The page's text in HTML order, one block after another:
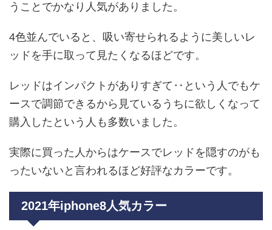
うことでかなり人気がありました。
4色並んでいると、吸い寄せられるように美しいレ
ッドを手に取って見たくなるほどです。
レッドはインパクトがありすぎて‥という人でもケ
ースで調節できるから見ているうちに欲しくなって
購入したという人も多数いました。
実際に買った人からはケースでレッドを隠すのがも
ったいないと言われるほど好評なカラーです。
2021年iphone8人気カラー